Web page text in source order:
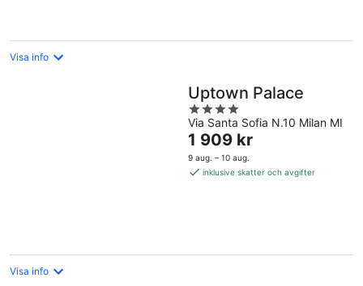
Visa info
Uptown Palace
4
out
of
5
Via Santa Sofia N.10 Milan MI
Priset
är
1 909 kr
1 909 kr
9 aug. – 10 aug.
inklusive skatter och avgifter
Visa info